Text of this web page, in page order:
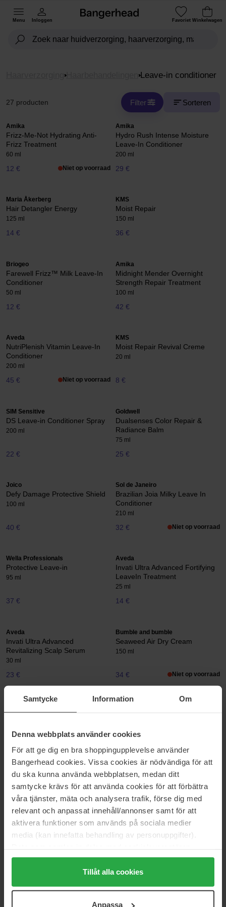
Samtycke Information Om
Denna webbplats använder cookies
För att ge dig en bra shoppingupplevelse använder
Bangerhead cookies. Vissa cookies är nödvändiga för att
du ska kunna använda webbplatsen, medan ditt
samtycke krävs för att använda cookies för att förbättra
våra tjänster, mäta och analysera trafik, förse dig med
relevant och anpassat innehåll/annonser samt för att
aktivera funktioner som används på sociala medier
media (kan innefatta behandling av personuppgifter).
Genom att trycka på "Tillåt alla cookies" accepterar du
alla cookies, medan du under "Detaljer" kan anpassa
användningen av cookies. Du kan när som helst återkalla
Tillåt alla cookies
Anpassa
Menu Inloggen Favoriet Winkelwagen
Haarbehandelingen Leave-in conditioner
27 producten Filter Sorteren
Amika
Frizz-Me-Not Hydrating Anti-
Frizz Treatment
60 ml
12 € Niet op voorraad
Amika
Hydro Rush Intense Moisture
Leave-In Conditioner
200 ml
29 €
Maria Åkerberg
Hair Detangler Energy
125 ml
14 €
KMS
Moist Repair
150 ml
36 €
Briogeo
Farewell Frizz™ Milk Leave-In
Conditioner
50 ml
12 €
Amika
Midnight Mender Overnight
Strength Repair Treatment
100 ml
42 €
Aveda
NutriPlenish Vitamin Leave-In
Conditioner
200 ml
45 € Niet op voorraad
KMS
Moist Repair Revival Creme
20 ml
8 €
SIM Sensitive
DS Leave-in Conditioner Spray
200 ml
22 €
Goldwell
Dualsenses Color Repair &
Radiance Balm
75 ml
25 €
Joico
Defy Damage Protective Shield
100 ml
40 €
Sol de Janeiro
Brazilian Joia Milky Leave In
Conditioner
210 ml
32 € Niet op voorraad
Wella Professionals
Protective Leave-in
95 ml
37 €
Aveda
Invati Ultra Advanced Fortifying
LeaveIn Treatment
25 ml
14 €
Aveda
Invati Ultra Advanced
Revitalizing Scalp Serum
30 ml
23 €
Bumble and bumble
Seaweed Air Dry Cream
150 ml
34 € Niet op voorraad
Dualsenses Ultra Volume
24 €
Thirsty Girl Leave-In Conditioner
38 €
Joico
K-Pak Color Therapy
200 ml
43 €
L'Oréal Paris
Elvital Extraordinary Oil Dry Hair
Oil
100 ml
11 €
29 €